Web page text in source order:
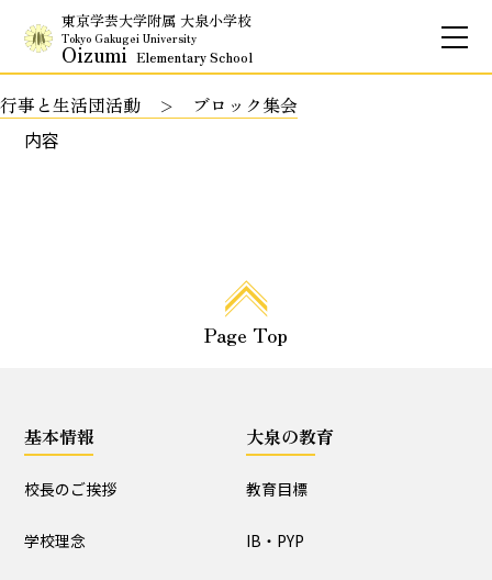
東京学芸大学附属 大泉小学校
Tokyo Gakugei University
Oizumi Elementary School
お問合せ アクセス
学校理念
基本情報
行事と生活団活動
ブロック集会
内容
Page Top
基本情報
校長のご挨拶
学校理念
大泉の教育
教育目標
IB・PYP